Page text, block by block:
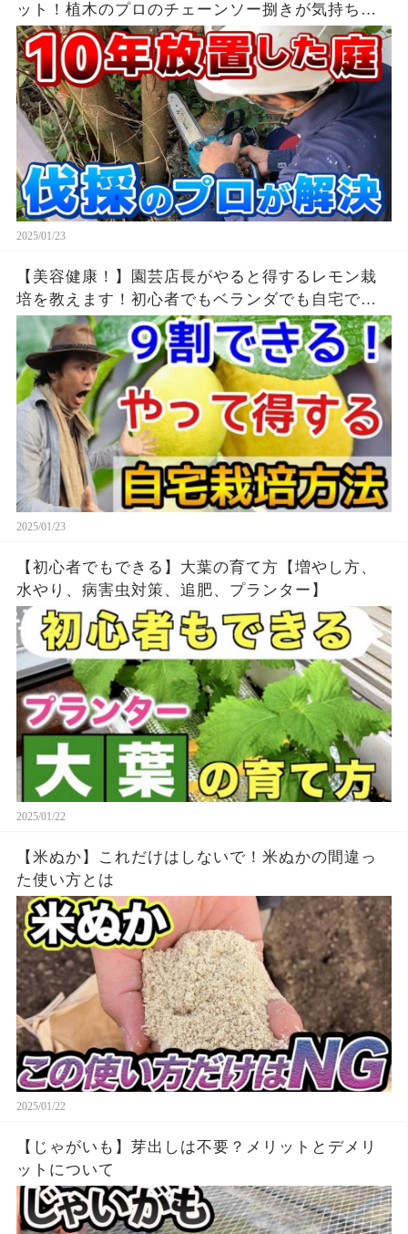
ット！植木のプロのチェーンソー捌きが気持ち良
い作業解説
2025/01/23
【美容健康！】園芸店長がやると得するレモン栽
培を教えます！初心者でもベランダでも自宅でレ
モンが育てれる 大量消費レシピ ２倍採れる種類
も
2025/01/23
【初心者でもできる】大葉の育て方【増やし方、
水やり、病害虫対策、追肥、プランター】
2025/01/22
【米ぬか】これだけはしないで！米ぬかの間違っ
た使い方とは
2025/01/22
【じゃがいも】芽出しは不要？メリットとデメリ
ットについて